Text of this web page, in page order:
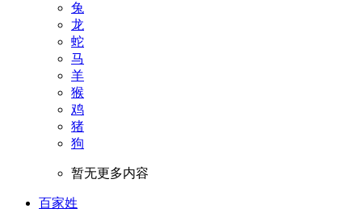
兔
龙
蛇
马
羊
猴
鸡
猪
狗
暂无更多内容
百家姓